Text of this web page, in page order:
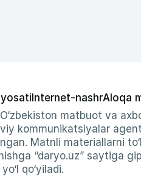
Internet-nashrAloqa
matbuot va
kommunikatsiyalar
Matnli materiallarni
“daryo.uz” saytiga
qo‘yiladi.